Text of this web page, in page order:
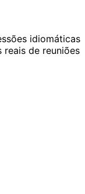
idiomáticas
reais de reuniões